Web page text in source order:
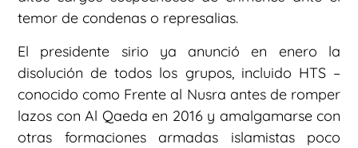
temor de condenas o represalias.
El presidente sirio ya anunció en enero la
disolución de todos los grupos, incluido HTS –
conocido como Frente al Nusra antes de romper
lazos con Al Qaeda en 2016 y amalgamarse con
otras formaciones armadas islamistas poco